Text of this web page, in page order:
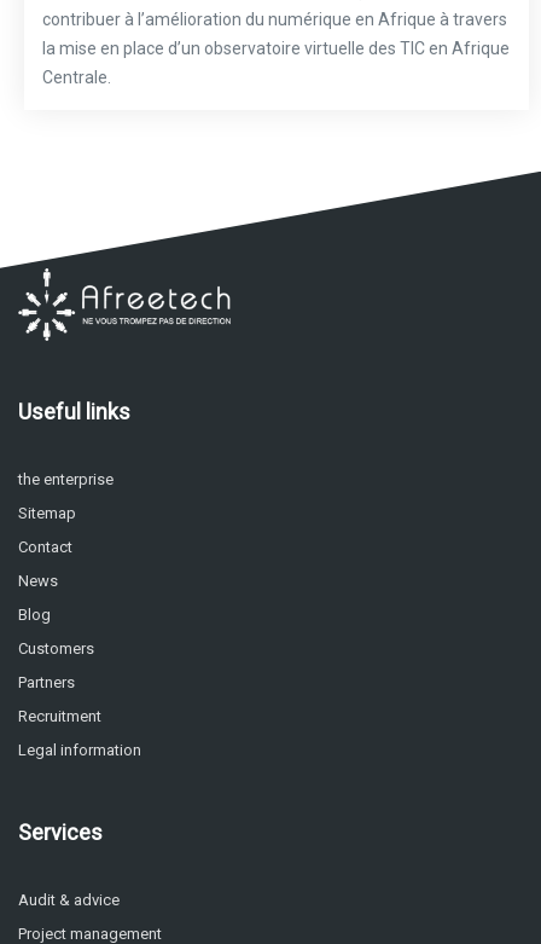
contribuer à l’amélioration du numérique en Afrique à travers
la mise en place d’un observatoire virtuelle des TIC en Afrique
Centrale.
Useful links
the enterprise
Sitemap
Contact
News
Blog
Customers
Partners
Recruitment
Legal information
Services
Audit & advice
Project management